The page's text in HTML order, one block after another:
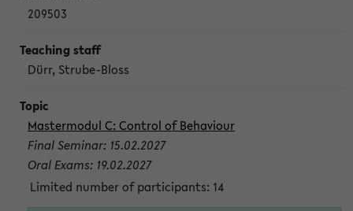
209503
Dürr, Strube-Bloss
Mastermodul C: Control of Behaviour
Final Seminar: 15.02.2027
Oral Exams: 19.02.2027
Limited number of participants: 14